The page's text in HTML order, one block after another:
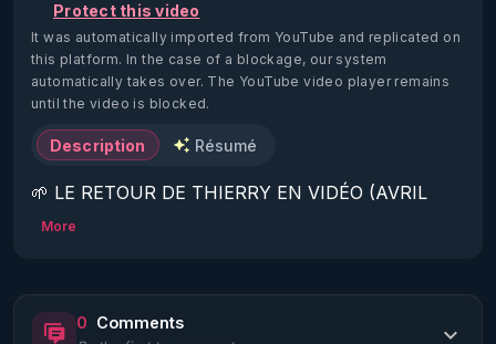
Protect this video
It was automatically imported from YouTube and replicated on
this platform. In the case of a blockage, our system
automatically takes over. The YouTube video player remains
until the video is blocked.
Description Résumé
🌱 LE RETOUR DE THIERRY EN VIDÉO (AVRIL
2022)!
https://www.rgnr.fr/presentation.html
More
0 Comments